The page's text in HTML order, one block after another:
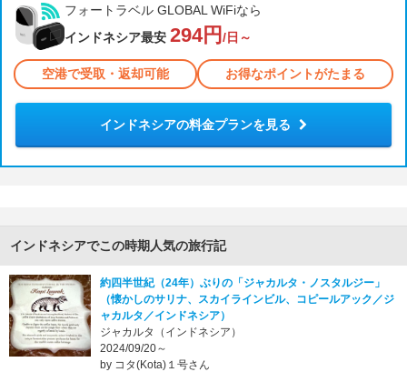
フォートラベル GLOBAL WiFiなら
インドネシア最安 294円 /日～
空港で受取・返却可能 お得なポイントがたまる
インドネシアの料金プランを見る
インドネシアでこの時期人気の旅行記
約四半世紀（24年）ぶりの「ジャカルタ・ノスタルジー」
（懐かしのサリナ、スカイラインビル、コピールアック／ジ
ャカルタ／インドネシア）
ジャカルタ（インドネシア）
2024/09/20～
by コタ(Kota)１号さん